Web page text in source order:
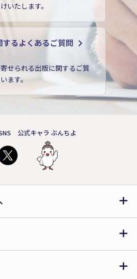
いたします。
するよくあるご質問
せられる出版に関するご質
ます。
公式キャラ ぶんちよ